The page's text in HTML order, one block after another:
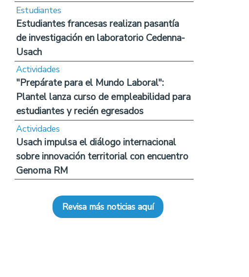
Estudiantes
Estudiantes francesas realizan pasantía
de investigación en laboratorio Cedenna-
Usach
Actividades
"Prepárate para el Mundo Laboral":
Plantel lanza curso de empleabilidad para
estudiantes y recién egresados
Actividades
Usach impulsa el diálogo internacional
sobre innovación territorial con encuentro
Genoma RM
Revisa más noticias aquí